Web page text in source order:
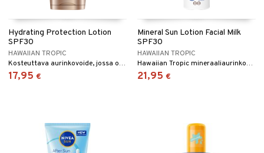
Hydrating Protection Lotion
SPF30
HAWAIIAN TROPIC
Kosteuttava aurinkovoide, jossa on Spf 30, Hawaiian Tropicilta.
17,95 €
Mineral Sun Lotion Facial Milk
SPF30
HAWAIIAN TROPIC
Hawaiian Tropic mineraaliaurinkosuoja kasvoille suojakertoimella spf 30
21,95 €